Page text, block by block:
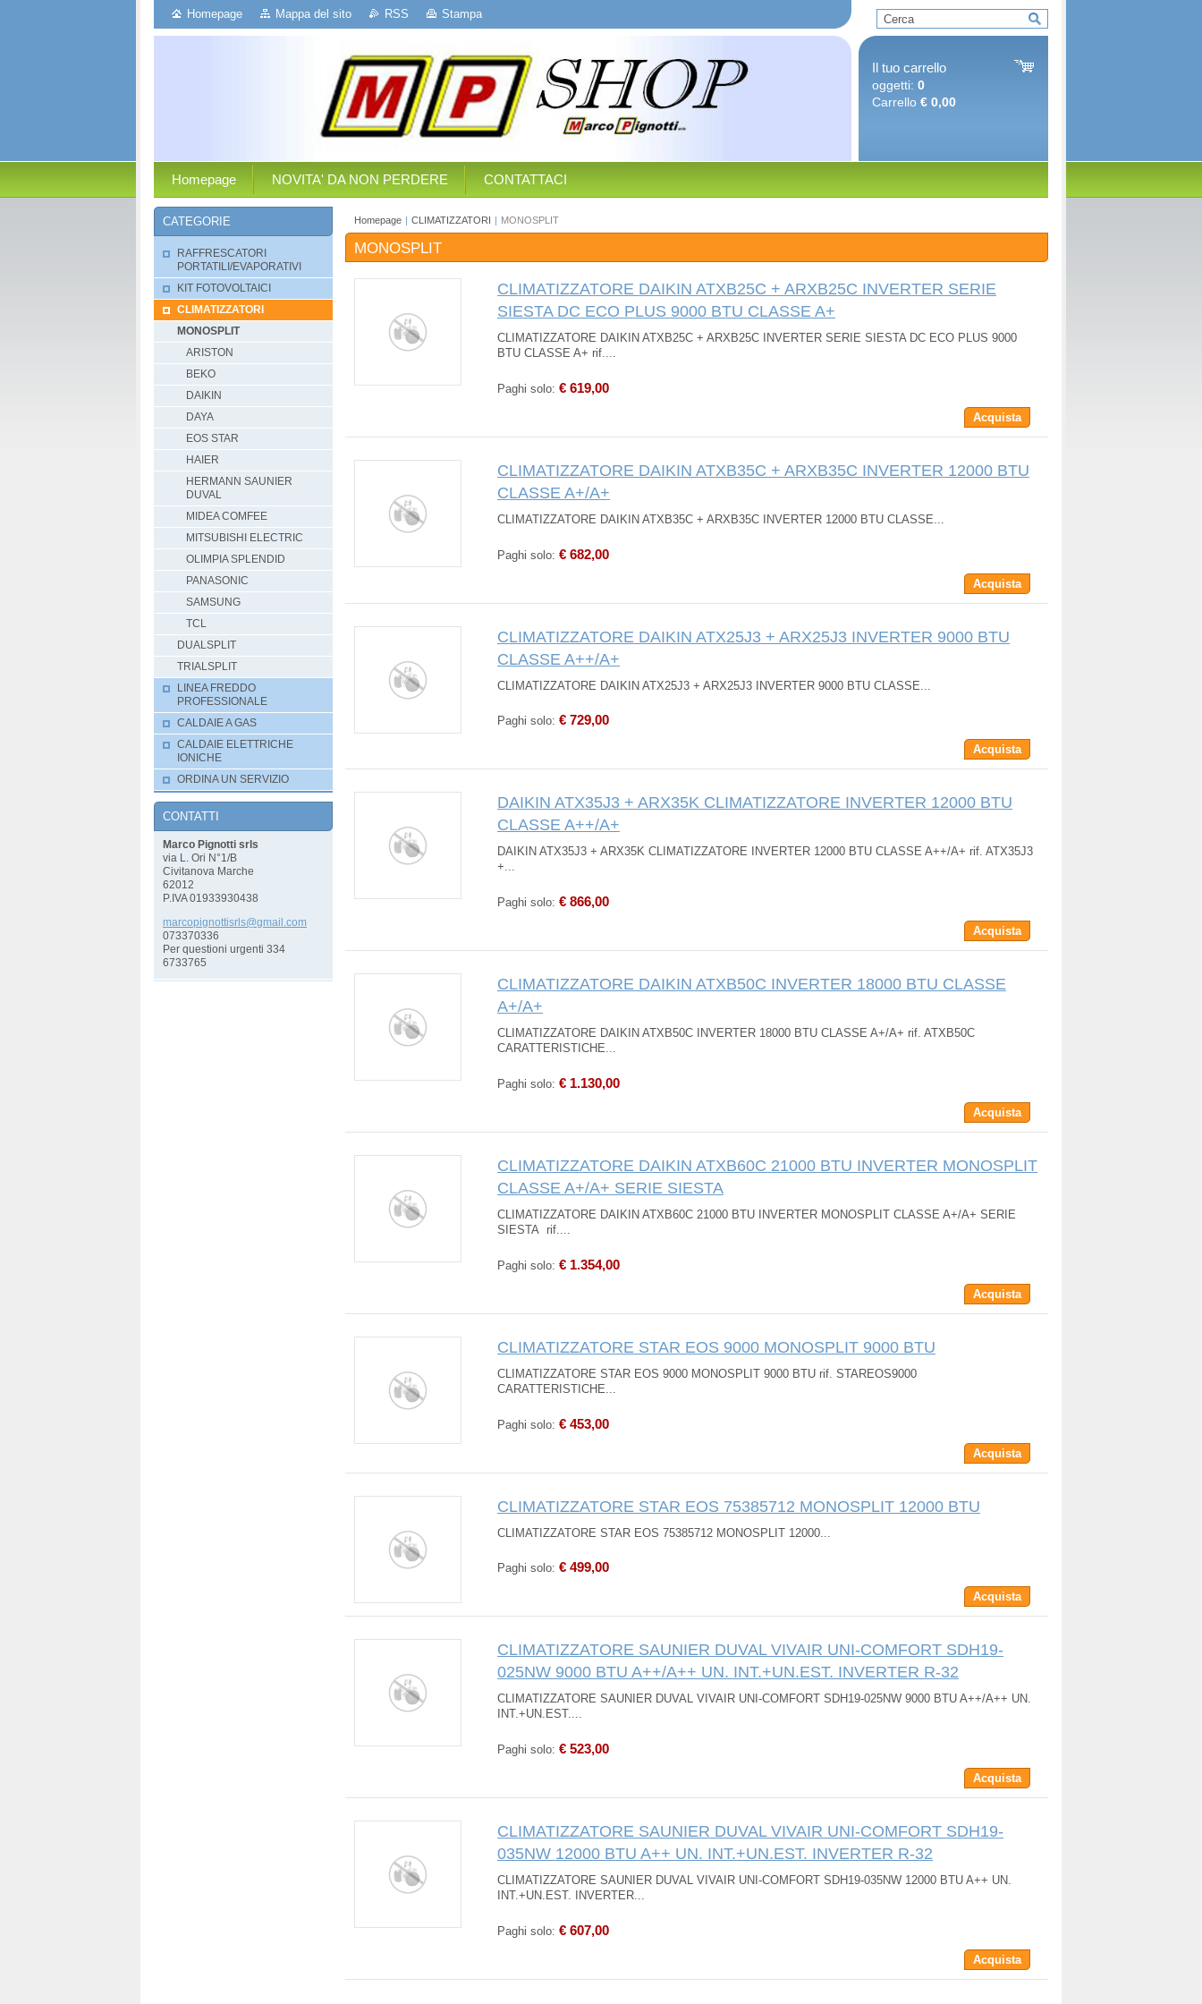
Homepage Mappa del sito RSS Stampa
Il tuo carrello
oggetti: 0
Carrello € 0,00
Homepage NOVITA' DA NON PERDERE CONTATTACI
Homepage | CLIMATIZZATORI | MONOSPLIT
MONOSPLIT
CLIMATIZZATORE DAIKIN ATXB25C + ARXB25C INVERTER SERIE
SIESTA DC ECO PLUS 9000 BTU CLASSE A+
CLIMATIZZATORE DAIKIN ATXB25C + ARXB25C INVERTER SERIE SIESTA DC ECO PLUS 9000
BTU CLASSE A+ rif....
Paghi solo: € 619,00
Acquista
CLIMATIZZATORE DAIKIN ATXB35C + ARXB35C INVERTER 12000 BTU
CLASSE A+/A+
CLIMATIZZATORE DAIKIN ATXB35C + ARXB35C INVERTER 12000 BTU CLASSE...
Paghi solo: € 682,00
Acquista
CLIMATIZZATORE DAIKIN ATX25J3 + ARX25J3 INVERTER 9000 BTU
CLASSE A++/A+
CLIMATIZZATORE DAIKIN ATX25J3 + ARX25J3 INVERTER 9000 BTU CLASSE...
Paghi solo: € 729,00
Acquista
DAIKIN ATX35J3 + ARX35K CLIMATIZZATORE INVERTER 12000 BTU
CLASSE A++/A+
DAIKIN ATX35J3 + ARX35K CLIMATIZZATORE INVERTER 12000 BTU CLASSE A++/A+ rif. ATX35J3
+...
Paghi solo: € 866,00
Acquista
CLIMATIZZATORE DAIKIN ATXB50C INVERTER 18000 BTU CLASSE
A+/A+
CLIMATIZZATORE DAIKIN ATXB50C INVERTER 18000 BTU CLASSE A+/A+ rif. ATXB50C
CARATTERISTICHE...
Paghi solo: € 1.130,00
Acquista
CLIMATIZZATORE DAIKIN ATXB60C 21000 BTU INVERTER MONOSPLIT
CLASSE A+/A+ SERIE SIESTA
CLIMATIZZATORE DAIKIN ATXB60C 21000 BTU INVERTER MONOSPLIT CLASSE A+/A+ SERIE
SIESTA rif....
Paghi solo: € 1.354,00
Acquista
CLIMATIZZATORE STAR EOS 9000 MONOSPLIT 9000 BTU
CLIMATIZZATORE STAR EOS 9000 MONOSPLIT 9000 BTU rif. STAREOS9000
CARATTERISTICHE...
Paghi solo: € 453,00
Acquista
CLIMATIZZATORE STAR EOS 75385712 MONOSPLIT 12000 BTU
CLIMATIZZATORE STAR EOS 75385712 MONOSPLIT 12000...
Paghi solo: € 499,00
Acquista
CLIMATIZZATORE SAUNIER DUVAL VIVAIR UNI-COMFORT SDH19-
025NW 9000 BTU A++/A++ UN. INT.+UN.EST. INVERTER R-32
CLIMATIZZATORE SAUNIER DUVAL VIVAIR UNI-COMFORT SDH19-025NW 9000 BTU A++/A++ UN.
INT.+UN.EST....
Paghi solo: € 523,00
Acquista
CLIMATIZZATORE SAUNIER DUVAL VIVAIR UNI-COMFORT SDH19-
035NW 12000 BTU A++ UN. INT.+UN.EST. INVERTER R-32
CLIMATIZZATORE SAUNIER DUVAL VIVAIR UNI-COMFORT SDH19-035NW 12000 BTU A++ UN.
INT.+UN.EST. INVERTER...
Paghi solo: € 607,00
Acquista
CATEGORIE
RAFFRESCATORI
PORTATILI/EVAPORATIVI
KIT FOTOVOLTAICI
CLIMATIZZATORI
MONOSPLIT
ARISTON
BEKO
DAIKIN
DAYA
EOS STAR
HAIER
HERMANN SAUNIER
DUVAL
MIDEA COMFEE
MITSUBISHI ELECTRIC
OLIMPIA SPLENDID
PANASONIC
SAMSUNG
TCL
DUALSPLIT
TRIALSPLIT
LINEA FREDDO
PROFESSIONALE
CALDAIE A GAS
CALDAIE ELETTRICHE
IONICHE
ORDINA UN SERVIZIO
CONTATTI
Marco Pignotti srls
via L. Ori N°1/B
Civitanova Marche
62012
P.IVA 01933930438
marcopignottisrl s@gmail. com
073370336
Per questioni urgenti 334
6733765